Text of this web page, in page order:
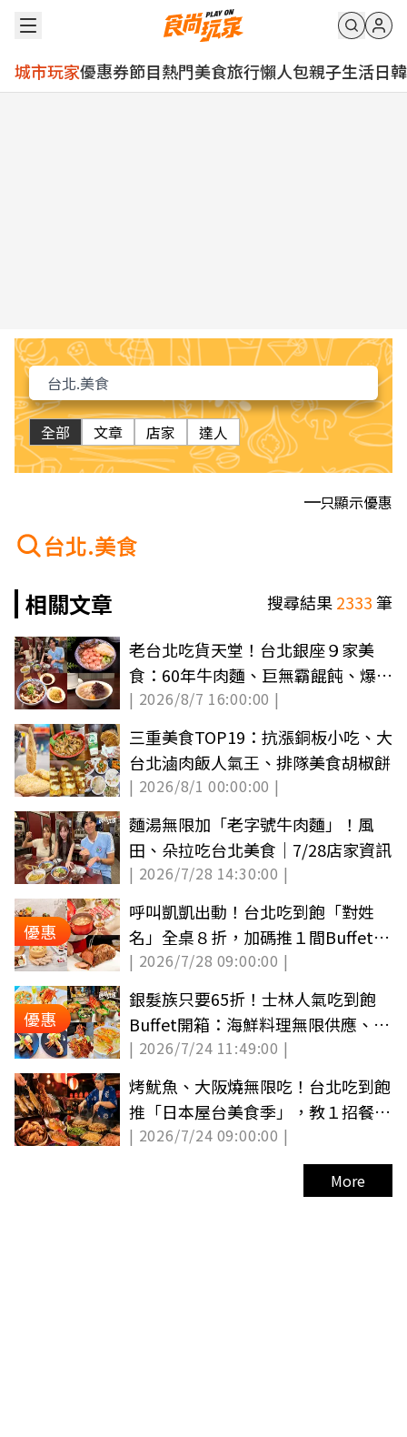
城市玩家優惠券節目熱門美食旅行懶人包親子生活日韓
全部 文章 店家 達人
只顯示優惠
台北.美食
相關文章
搜尋結果2333筆
老台北吃貨天堂！台北銀座９家美
食：60年牛肉麵、巨無霸餛飩、爆汁
雞排必吃
| 2026/8/7 16:00:00 |
三重美食TOP19：抗漲銅板小吃、大
台北滷肉飯人氣王、排隊美食胡椒餅
| 2026/8/1 00:00:00 |
麵湯無限加「老字號牛肉麵」！風
田、朵拉吃台北美食｜7/28店家資訊
| 2026/7/28 14:30:00 |
優惠
呼叫凱凱出動！台北吃到飽「對姓
名」全桌８折，加碼推１間Buffet平
日免千元
| 2026/7/28 09:00:00 |
優惠
銀髮族只要65折！士林人氣吃到飽
Buffet開箱：海鮮料理無限供應、優
惠整理
| 2026/7/24 11:49:00 |
烤魷魚、大阪燒無限吃！台北吃到飽
推「日本屋台美食季」，教１招餐費
現省千元
| 2026/7/24 09:00:00 |
More